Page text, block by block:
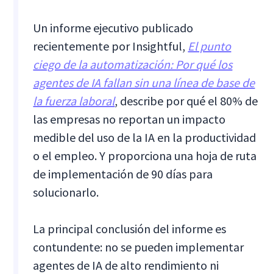
Un informe ejecutivo publicado
recientemente por Insightful, El punto
ciego de la automatización: Por qué los
agentes de IA fallan sin una línea de base de
la fuerza laboral, describe por qué el 80% de
las empresas no reportan un impacto
medible del uso de la IA en la productividad
o el empleo. Y proporciona una hoja de ruta
de implementación de 90 días para
solucionarlo.
La principal conclusión del informe es
contundente: no se pueden implementar
agentes de IA de alto rendimiento ni